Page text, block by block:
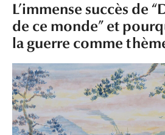
L’immense succès de
de ce monde” et
la guerre comme